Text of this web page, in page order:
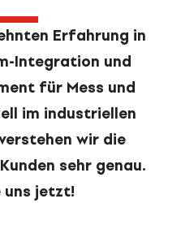
Erfahrung in
Integration und
für Mess und
im industriellen
wir die
sehr genau.
uns jetzt!